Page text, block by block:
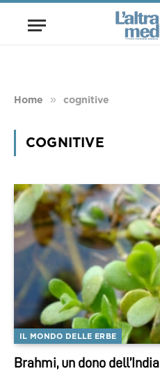
Home » cognitive
COGNITIVE
IL MONDO DELLE ERBE
Brahmi, un dono dell’India